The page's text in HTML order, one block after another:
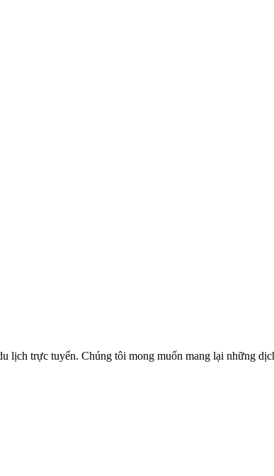
lịch trực tuyến. Chúng tôi mong muốn mang lại những